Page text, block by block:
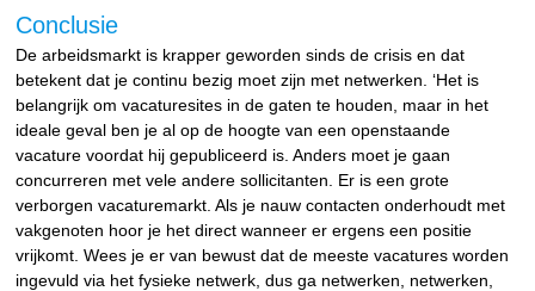
Conclusie
De arbeidsmarkt is krapper geworden sinds de crisis en dat
betekent dat je continu bezig moet zijn met netwerken. ‘Het is
belangrijk om vacaturesites in de gaten te houden, maar in het
ideale geval ben je al op de hoogte van een openstaande
vacature voordat hij gepubliceerd is. Anders moet je gaan
concurreren met vele andere sollicitanten. Er is een grote
verborgen vacaturemarkt. Als je nauw contacten onderhoudt met
vakgenoten hoor je het direct wanneer er ergens een positie
vrijkomt. Wees je er van bewust dat de meeste vacatures worden
ingevuld via het fysieke netwerk, dus ga netwerken, netwerken,